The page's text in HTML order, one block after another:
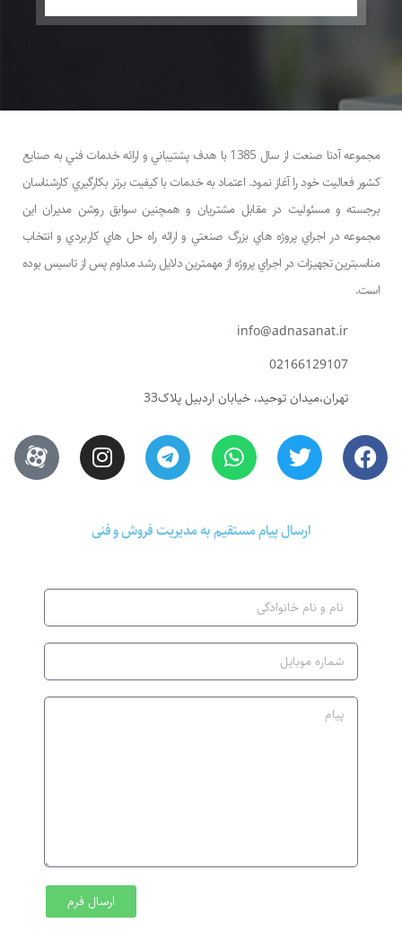
مجموعه آدنا صنعت از سال 1385 با هدف پشتيباني و ارائه خدمات فني به صنايع
كشور فعاليت خود را آغاز نمود. اعتماد به خدمات با كيفيت برتر بكارگيري كارشناسان
برجسته و مسئوليت در مقابل مشتريان و همچنين سوابق روشن مديران اين
مجموعه در اجراي پروژه هاي بزرگ صنعتي و ارائه راه حل هاي كاربردي و انتخاب
مناسبترين تجهيزات در اجراي پروژه از مهمترين دلايل رشد مداوم پس از تاسيس بوده
است.
info@adnasanat.ir
02166129107
تهران،میدان توحید، خیابان اردبیل پلاک33
ارسال پیام مستقیم به مدیریت فروش و فنی
ارسال فرم